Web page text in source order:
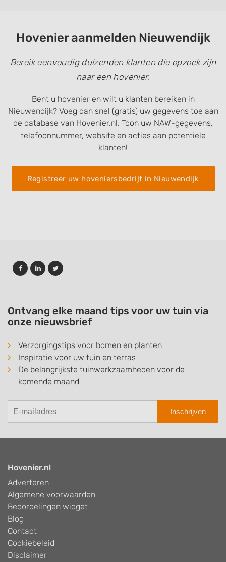
Hovenier aanmelden Nieuwendijk
Bereik eenvoudig duizenden klanten die opzoek zijn
naar een hovenier.
Bent u hovenier en wilt u klanten bereiken in
Nieuwendijk? Voeg dan snel (gratis) uw gegevens toe aan
de database van Hovenier.nl. Toon uw NAW-gegevens,
telefoonnummer, website en acties aan potentiele
klanten!
Registreer uw hoveniersbedrijf in Nieuwendijk
Ontvang elke maand tips voor uw tuin via
onze nieuwsbrief
Verzorgingstips voor bomen en planten
Inspiratie voor uw tuin en terras
De belangrijkste tuinwerkzaamheden voor de
komende maand
Inschrijven
Hovenier.nl
Adverteren
Algemene voorwaarden
Beoordelingen widget
Blog
Contact
Cookiebeleid
Disclaimer